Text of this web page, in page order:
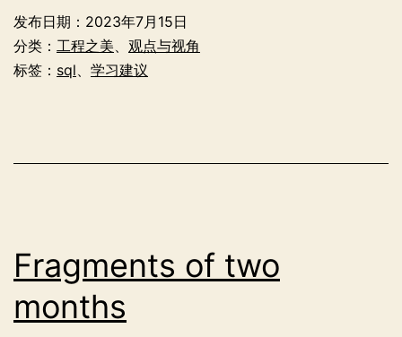
工
程
不
路
线
图
发布日期： 2023年7月15日
分类： 工程之美、 观点与视角
标签： sql、 学习建议
Fragments of two
months